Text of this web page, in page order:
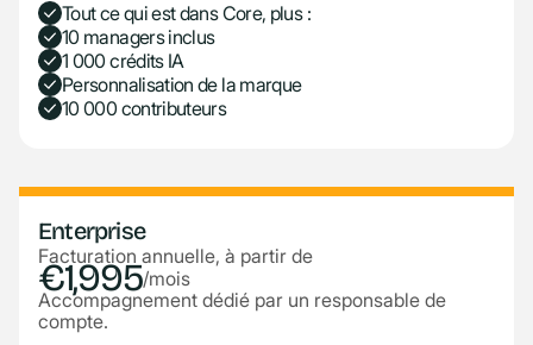
Tout ce qui est dans Core, plus :
10 managers inclus
1 000 crédits IA
Personnalisation de la marque
10 000 contributeurs
Enterprise
Facturation annuelle, à partir de
€1,995/mois
Accompagnement dédié par un responsable de
compte.